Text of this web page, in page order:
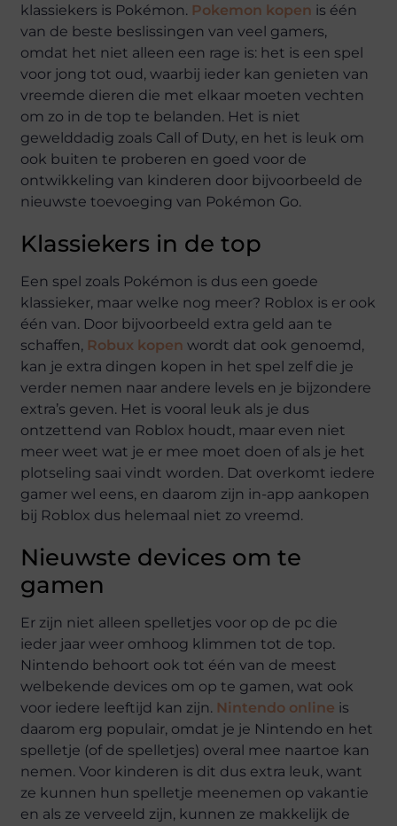
klassiekers is Pokémon. Pokemon kopen is één
van de beste beslissingen van veel gamers,
omdat het niet alleen een rage is: het is een spel
voor jong tot oud, waarbij ieder kan genieten van
vreemde dieren die met elkaar moeten vechten
om zo in de top te belanden. Het is niet
gewelddadig zoals Call of Duty, en het is leuk om
ook buiten te proberen en goed voor de
ontwikkeling van kinderen door bijvoorbeeld de
nieuwste toevoeging van Pokémon Go.
Klassiekers in de top
Een spel zoals Pokémon is dus een goede
klassieker, maar welke nog meer? Roblox is er ook
één van. Door bijvoorbeeld extra geld aan te
schaffen, Robux kopen wordt dat ook genoemd,
kan je extra dingen kopen in het spel zelf die je
verder nemen naar andere levels en je bijzondere
extra’s geven. Het is vooral leuk als je dus
ontzettend van Roblox houdt, maar even niet
meer weet wat je er mee moet doen of als je het
plotseling saai vindt worden. Dat overkomt iedere
gamer wel eens, en daarom zijn in-app aankopen
bij Roblox dus helemaal niet zo vreemd.
Nieuwste devices om te
gamen
Er zijn niet alleen spelletjes voor op de pc die
ieder jaar weer omhoog klimmen tot de top.
Nintendo behoort ook tot één van de meest
welbekende devices om op te gamen, wat ook
voor iedere leeftijd kan zijn. Nintendo online is
daarom erg populair, omdat je je Nintendo en het
spelletje (of de spelletjes) overal mee naartoe kan
nemen. Voor kinderen is dit dus extra leuk, want
ze kunnen hun spelletje meenemen op vakantie
en als ze verveeld zijn, kunnen ze makkelijk de